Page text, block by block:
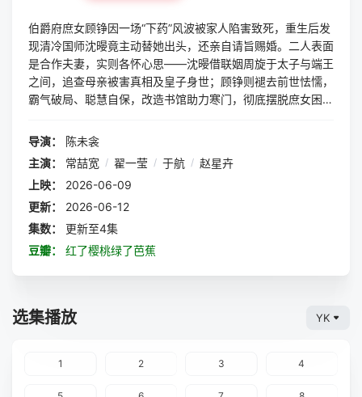
伯爵府庶女顾铮因一场“下药”风波被家人陷害致死，重生后发
现清冷国师沈暥竟主动替她出头，还亲自请旨赐婚。二人表面
是合作夫妻，实则各怀心思——沈暥借联姻周旋于太子与端王
之间，追查母亲被害真相及皇子身世；顾铮则褪去前世怯懦，
霸气破局、聪慧自保，改造书馆助力寒门，彻底摆脱庶女困
渐浮出水面，二人将走向怎样的结局？
导演：
陈未衾
主演：
常喆宽 / 翟一莹 / 于航 / 赵星卉
上映：
2026-06-09
更新：
2026-06-12
集数：
更新至4集
豆瓣：
红了樱桃绿了芭蕉
选集播放 YK
1 2 3 4